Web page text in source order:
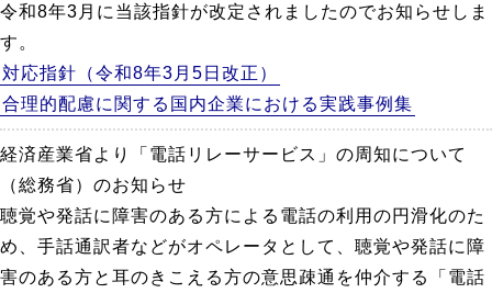
令和8年3月に当該指針が改定されましたのでお知らせしま
す。
対応指針（令和8年3月5日改正）
合理的配慮に関する国内企業における実践事例集
経済産業省より「電話リレーサービス」の周知について
（総務省）のお知らせ
聴覚や発話に障害のある方による電話の利用の円滑化のた
め、手話通訳者などがオペレータとして、聴覚や発話に障
害のある方と耳のきこえる方の意思疎通を仲介する「電話